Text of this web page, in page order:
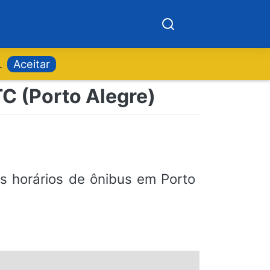
Aceitar
(Porto Alegre)
horários de ônibus em Porto